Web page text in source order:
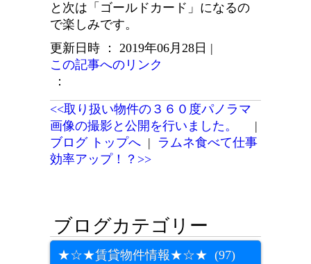
と次は「ゴールドカード」になるの
で楽しみです。
更新日時 ： 2019年06月28日 |
この記事へのリンク
：
<<取り扱い物件の３６０度パノラマ
画像の撮影と公開を行いました。
|
ブログ トップへ | ラムネ食べて仕事
効率アップ！？>>
★☆★賃貸物件情報★☆★ (97)